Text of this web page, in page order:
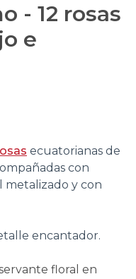
- 12 rosas
e
ecuatorianas de
con
y con
encantador.
floral en